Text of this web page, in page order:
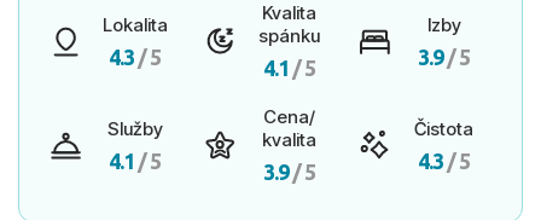
Lokalita
4.3 / 5
Kvalita
spánku
4.1 / 5
Izby
3.9/ 5
Služby
4.1 / 5
Cena/
kvalita
3.9/ 5
Čistota
4.3 / 5